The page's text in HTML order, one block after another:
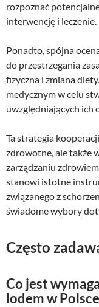
rozpoznać
interwencję i leczenie.
Ponadto, spójna
do przestrzegania
fizyczna i zmiana
medycznym w celu
uwzględniających ich
Ta strategia
zdrowotne, ale także
zarządzaniu
stanowi istotne
związanego z
świadome wybory
Często
Co jest
lodem w